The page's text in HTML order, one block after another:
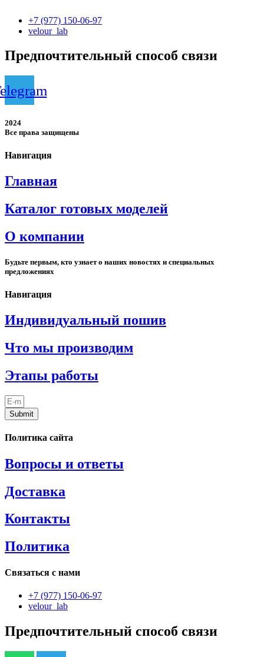
+7 (977) 150-06-97
velour_lab
Предпочтительный способ связи
2024
Все права защищены
Навигация
Главная
Каталог готовых моделей
О компании
Будьте первым, кто узнает о наших новостях и специальных
предложениях
Навигация
Индивидуальный пошив
Что мы производим
Этапы работы
Submit
Политика сайта
Вопросы и ответы
Доставка
Контакты
Политика
Связаться с нами
+7 (977) 150-06-97
velour_lab
Предпочтительный способ связи